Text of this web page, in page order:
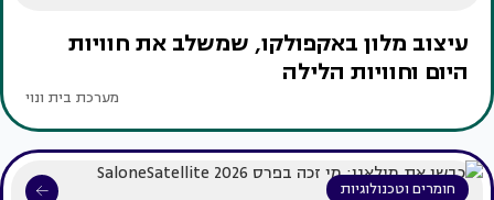
עיצוב מלון באקפולקו, שמשלב את חוויות
היום וחוויות הלילה
מערכת בית ונוי
חומרים וטכנולוגיות